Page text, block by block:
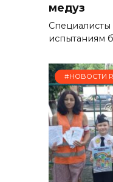
медуз
испытаниям
#НОВОСТИ